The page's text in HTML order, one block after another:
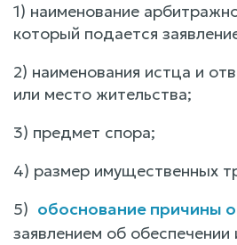
1) наименование
который подается
2) наименования истца и
или место жительства;
3) предмет спора;
4) размер имущественных
5) обоснование причины
заявлением об обеспечении